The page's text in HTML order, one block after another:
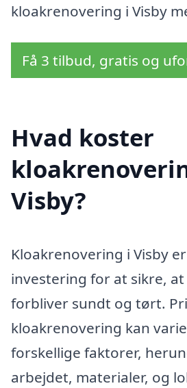
kloakrenovering i Visby
Få 3 tilbud, gratis og
Hvad koster
Visby?
Kloakrenovering i Visby
investering for at sikre,
forbliver sundt og tørt.
kloakrenovering kan
forskellige faktorer,
arbejdet, materialer, og